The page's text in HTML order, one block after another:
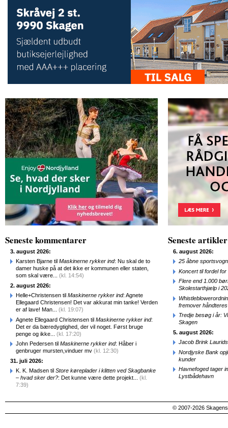
Seneste kommentarer
3. august 2026:
Karsten Bjarne til Maskinerne rykker ind: Nu skal de to
damer huske på at det ikke er kommunen eller staten,
som skal være... (kl. 14:54)
2. august 2026:
Helle+Christensen til Maskinerne rykker ind: Agnete
Ellegaard Christensen! Det var akkurat min tanke! Verden
er af lave! Man... (kl. 19:07)
Agnete Ellegaard Christensen til Maskinerne rykker ind:
Det er da bæredygtighed, der vil noget. Først bruge
penge og ikke... (kl. 17:20)
John Pedersen til Maskinerne rykker ind: Håber i
genbruger mursten,vinduer mv (kl. 12:30)
31. juli 2026:
K. K. Madsen til Store køreplader i klitten ved Skagbanke
– hvad sker der?: Det kunne være dette projekt... (kl.
7:39)
Seneste artikler
6. august 2026:
25 åbne
Koncert til fordel
Flere end 1.000
Skolestarthjælp i
fremover
Tredje besøg i år:
Skagen
5. august 2026:
Jacob Brink
Nordjyske Bank
kunder
Havnefoged tager
Lystbådehavn
© 2007-2026